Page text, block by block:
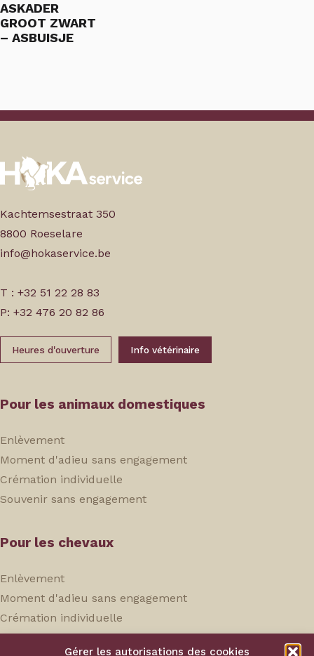
Gérer les autorisations des cookies
ASKADER
GROOT ZWART
– ASBUISJE
Kachtemsestraat 350
8800 Roeselare
info@hokaservice.be
T : +32 51 22 28 83
P: +32 476 20 82 86
Heures d'ouverture Info vétérinaire
Pour les animaux domestiques
Enlèvement
Moment d'adieu sans engagement
Crémation individuelle
Souvenir sans engagement
Pour les chevaux
Enlèvement
Moment d'adieu sans engagement
Crémation individuelle
Souvenir sans engagement